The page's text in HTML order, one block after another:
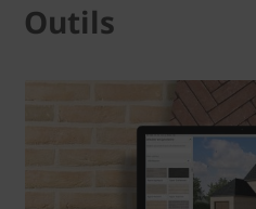
Outils